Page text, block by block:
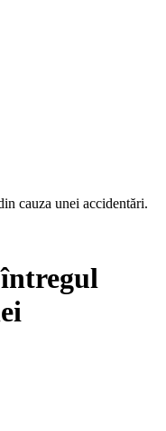
cauza unei accidentări.